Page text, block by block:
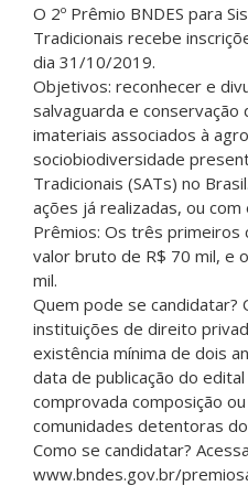
O 2º Prêmio BNDES para
Tradicionais recebe
dia 31/10/2019.
Objetivos: reconhecer e
salvaguarda e conservação
imateriais associados à
sociobiodiversidade
Tradicionais (SATs) no
ações já realizadas, ou com
Prêmios: Os três primeiros
valor bruto de R$ 70 mil, e
mil.
Quem pode se candidatar?
instituições de direito
existência mínima de dois
data de publicação do
comprovada composição
comunidades detentoras do
Como se candidatar?
www.bndes.gov.br/